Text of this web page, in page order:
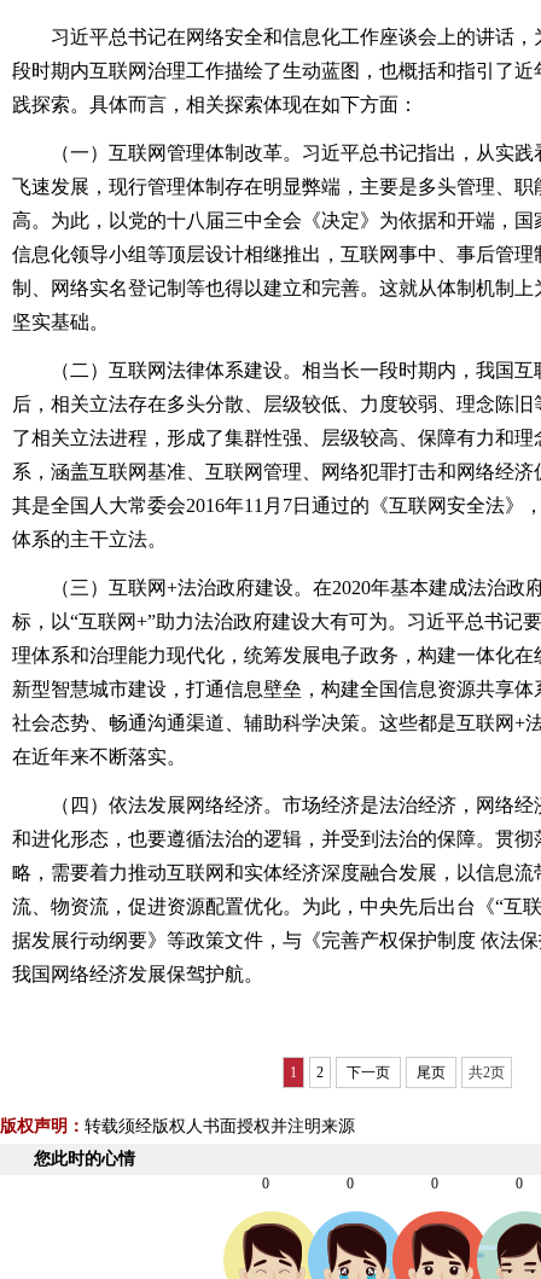
习近平总书记在网络安全和信息化工作座谈会上的讲话，
段时期内互联网治理工作描绘了生动蓝图，也概括和指引了
践探索。具体而言，相关探索体现在如下方面：
（一）互联网管理体制改革。习近平总书记指出，从实践
飞速发展，现行管理体制存在明显弊端，主要是多头管理、
高。为此，以党的十八届三中全会《决定》为依据和开端，
信息化领导小组等顶层设计相继推出，互联网事中、事后管
制、网络实名登记制等也得以建立和完善。这就从体制机制
坚实基础。
（二）互联网法律体系建设。相当长一段时期内，我国互
后，相关立法存在多头分散、层级较低、力度较弱、理念陈
了相关立法进程，形成了集群性强、层级较高、保障有力和
系，涵盖互联网基准、互联网管理、网络犯罪打击和网络经
其是全国人大常委会2016年11月7日通过的《互联网安全法》
体系的主干立法。
（三）互联网+法治政府建设。在2020年基本建成法治政
标，以“互联网+”助力法治政府建设大有可为。习近平总书记
理体系和治理能力现代化，统筹发展电子政务，构建一体化
新型智慧城市建设，打通信息壁垒，构建全国信息资源共享
社会态势、畅通沟通渠道、辅助科学决策。这些都是互联网+
在近年来不断落实。
（四）依法发展网络经济。市场经济是法治经济，网络经
和进化形态，也要遵循法治的逻辑，并受到法治的保障。贯
略，需要着力推动互联网和实体经济深度融合发展，以信息
流、物资流，促进资源配置优化。为此，中央先后出台《“互
据发展行动纲要》等政策文件，与《完善产权保护制度 依法
我国网络经济发展保驾护航。
1 2 下一页 尾页 共2页
版权声明： 转载须经版权人书面授权并注明来源
您此时的心情
0 0 0 0